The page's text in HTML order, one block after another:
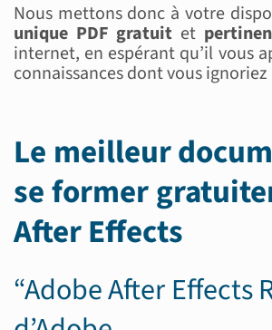
Nous mettons donc à votre
unique PDF gratuit et
internet, en espérant qu’il vous
connaissances dont vous ignoriez
Le meilleur
se former
After Effects
“Adobe After Effects